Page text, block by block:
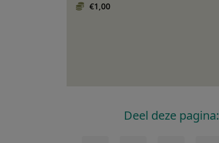
€1,00
Deel deze pagina: